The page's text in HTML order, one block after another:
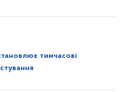
тимчасові